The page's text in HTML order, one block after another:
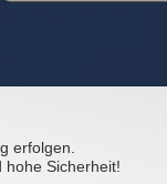
erfolgen.
hohe Sicherheit!